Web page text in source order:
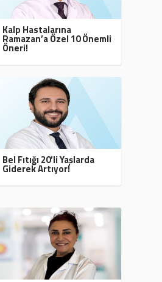
Kalp Hastalarına
Ramazan’a Özel 10 Önemli
Öneri!
Bel Fıtığı 20’li Yaşlarda
Giderek Artıyor!